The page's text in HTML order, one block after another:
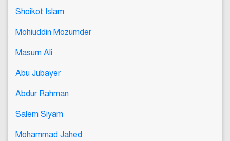
Shoikot Islam
Mohiuddin Mozumder
Masum Ali
Abu Jubayer
Abdur Rahman
Salem Siyam
Mohammad Jahed